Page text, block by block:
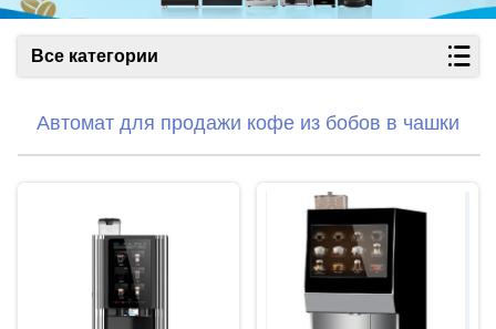
Все категории
Автомат для продажи кофе из бобов в чашки